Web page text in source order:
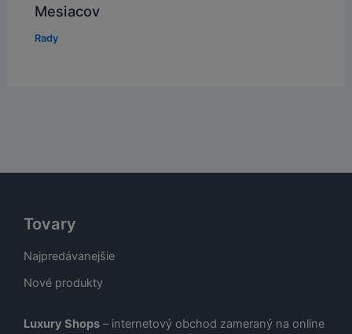
Mesiacov
Rady
Tovary
Najpredávanejšie
Nové produkty
Luxury Shops – internetový obchod zameraný na online